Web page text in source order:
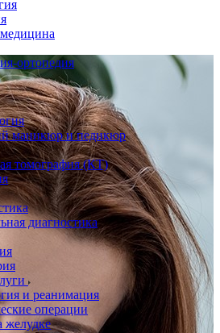
ортопедия
маникюр и педикюр
томография (КТ)
диагностика
и реанимация
операции
желудке